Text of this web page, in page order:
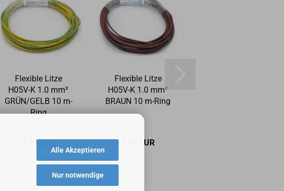
Alle Akzeptieren
Nur notwendige
Fle­xi­ble Litze
H05V-​K 1.0 mm²
GRÜN/GELB 10 m-​
Ring
3,79 EUR
Fle­xi­ble Litze
H05V-​K 1.0 mm²
BRAUN 10 m-​Ring
3,79 EUR